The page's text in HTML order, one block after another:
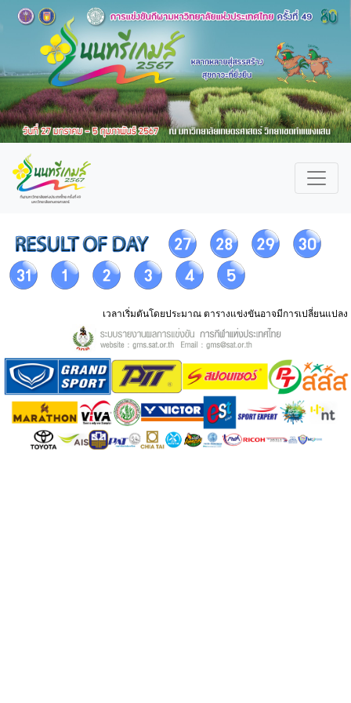
เวลาเริ่มตันโดยประมาณ ตารางแข่งขันอาจมีการเปลี่ยนแปลง